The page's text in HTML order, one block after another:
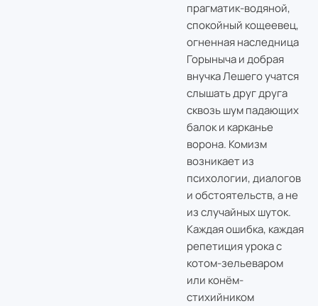
прагматик-водяной,
спокойный кощеевец,
огненная наследница
Горыныча и добрая
внучка Лешего учатся
слышать друг друга
сквозь шум падающих
балок и карканье
ворона. Комизм
возникает из
психологии, диалогов
и обстоятельств, а не
из случайных шуток.
Каждая ошибка, каждая
репетиция урока с
котом-зельеваром
или конём-
стихийником